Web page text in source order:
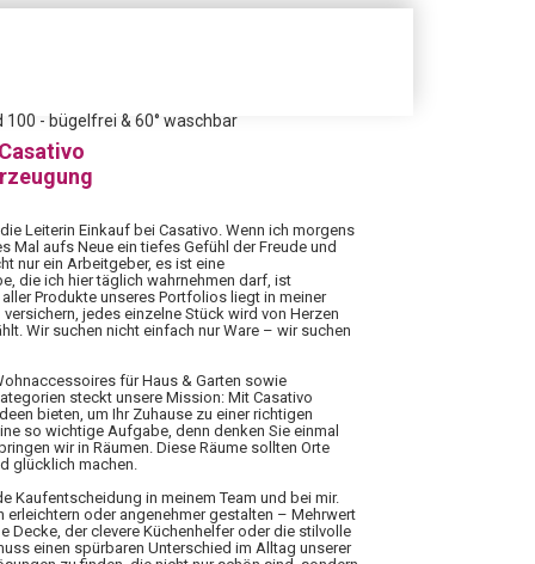
- bügelfrei & 60° waschbar
Leiterin Einkauf bei Casativo. Wenn ich morgens
Mal aufs Neue ein tiefes Gefühl der Freude und
nur ein Arbeitgeber, es ist eine
die ich hier täglich wahrnehmen darf, ist
Produkte unseres Portfolios liegt in meiner
jedes einzelne Stück wird von Herzen
Wir suchen nicht einfach nur Ware – wir suchen
für Haus & Garten sowie
steckt unsere Mission: Mit Casativo
bieten, um Ihr Zuhause zu einer richtigen
so wichtige Aufgabe, denn denken Sie einmal
wir in Räumen. Diese Räume sollten Orte
glücklich machen.
Kaufentscheidung in meinem Team und bei mir.
oder angenehmer gestalten – Mehrwert
Decke, der clevere Küchenhelfer oder die stilvolle
einen spürbaren Unterschied im Alltag unserer